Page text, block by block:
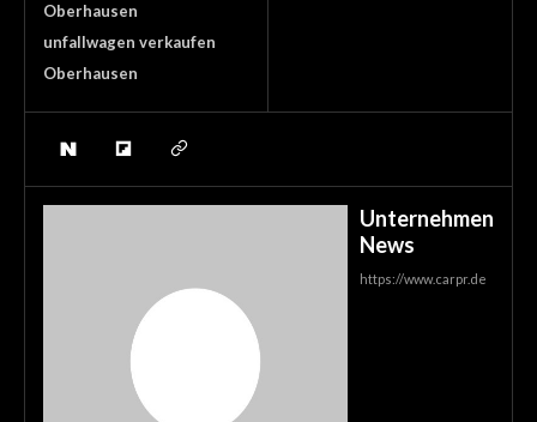
Oberhausen
unfallwagen verkaufen
Oberhausen
Unternehmen
News
https://www.carpr.de